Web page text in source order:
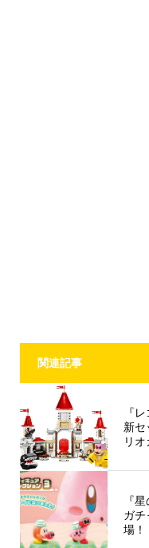
関連記事
『
新セ
リ
『
ガチ
場！